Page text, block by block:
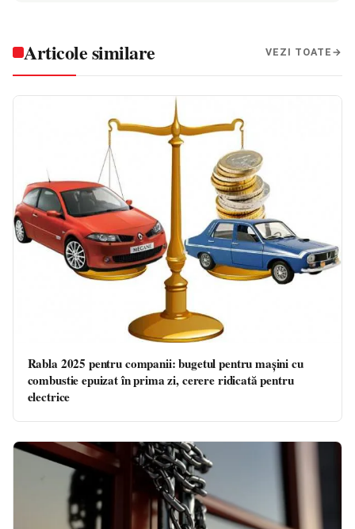
Articole similare VEZI TOATE
Rabla 2025 pentru companii: bugetul pentru mașini cu
combustie epuizat în prima zi, cerere ridicată pentru
electrice